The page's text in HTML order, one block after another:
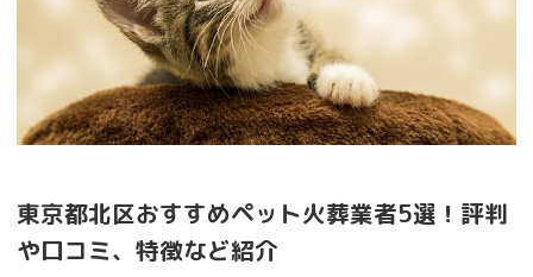
知って得する
エンタメ
東京都北区おすすめペット火葬業者5選！評判
や口コミ、特徴など紹介